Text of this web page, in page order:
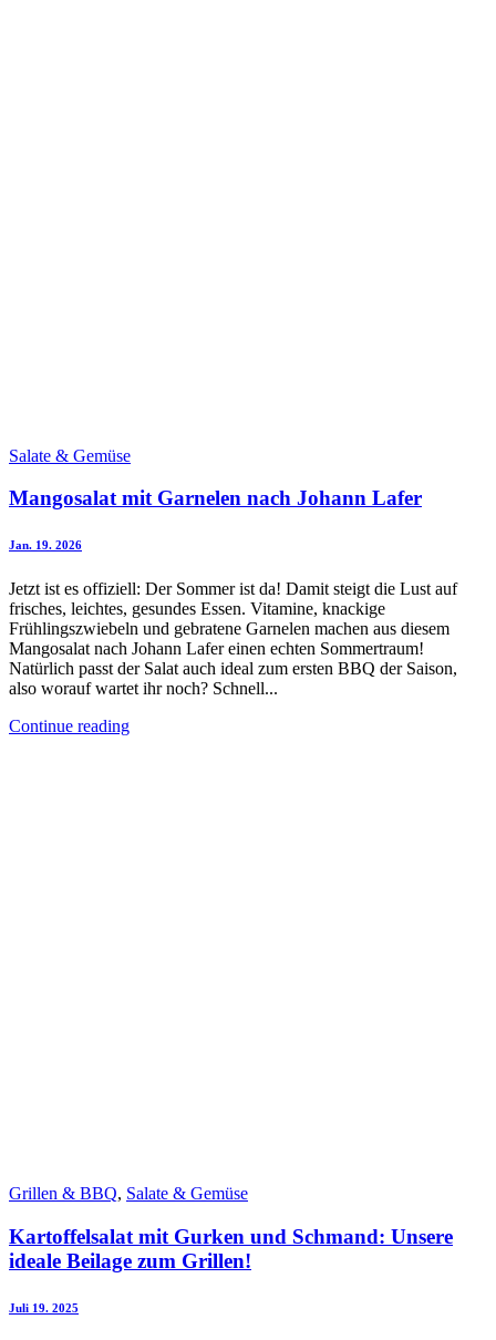
Salate & Gemüse
Mangosalat mit Garnelen nach Johann Lafer
Jan. 19. 2026
Jetzt ist es offiziell: Der Sommer ist da! Damit steigt die Lust auf
frisches, leichtes, gesundes Essen. Vitamine, knackige
Frühlingszwiebeln und gebratene Garnelen machen aus diesem
Mangosalat nach Johann Lafer einen echten Sommertraum!
Natürlich passt der Salat auch ideal zum ersten BBQ der Saison,
also worauf wartet ihr noch? Schnell...
Continue reading
Grillen & BBQ, Salate & Gemüse
Kartoffelsalat mit Gurken und Schmand: Unsere
ideale Beilage zum Grillen!
Juli 19. 2025